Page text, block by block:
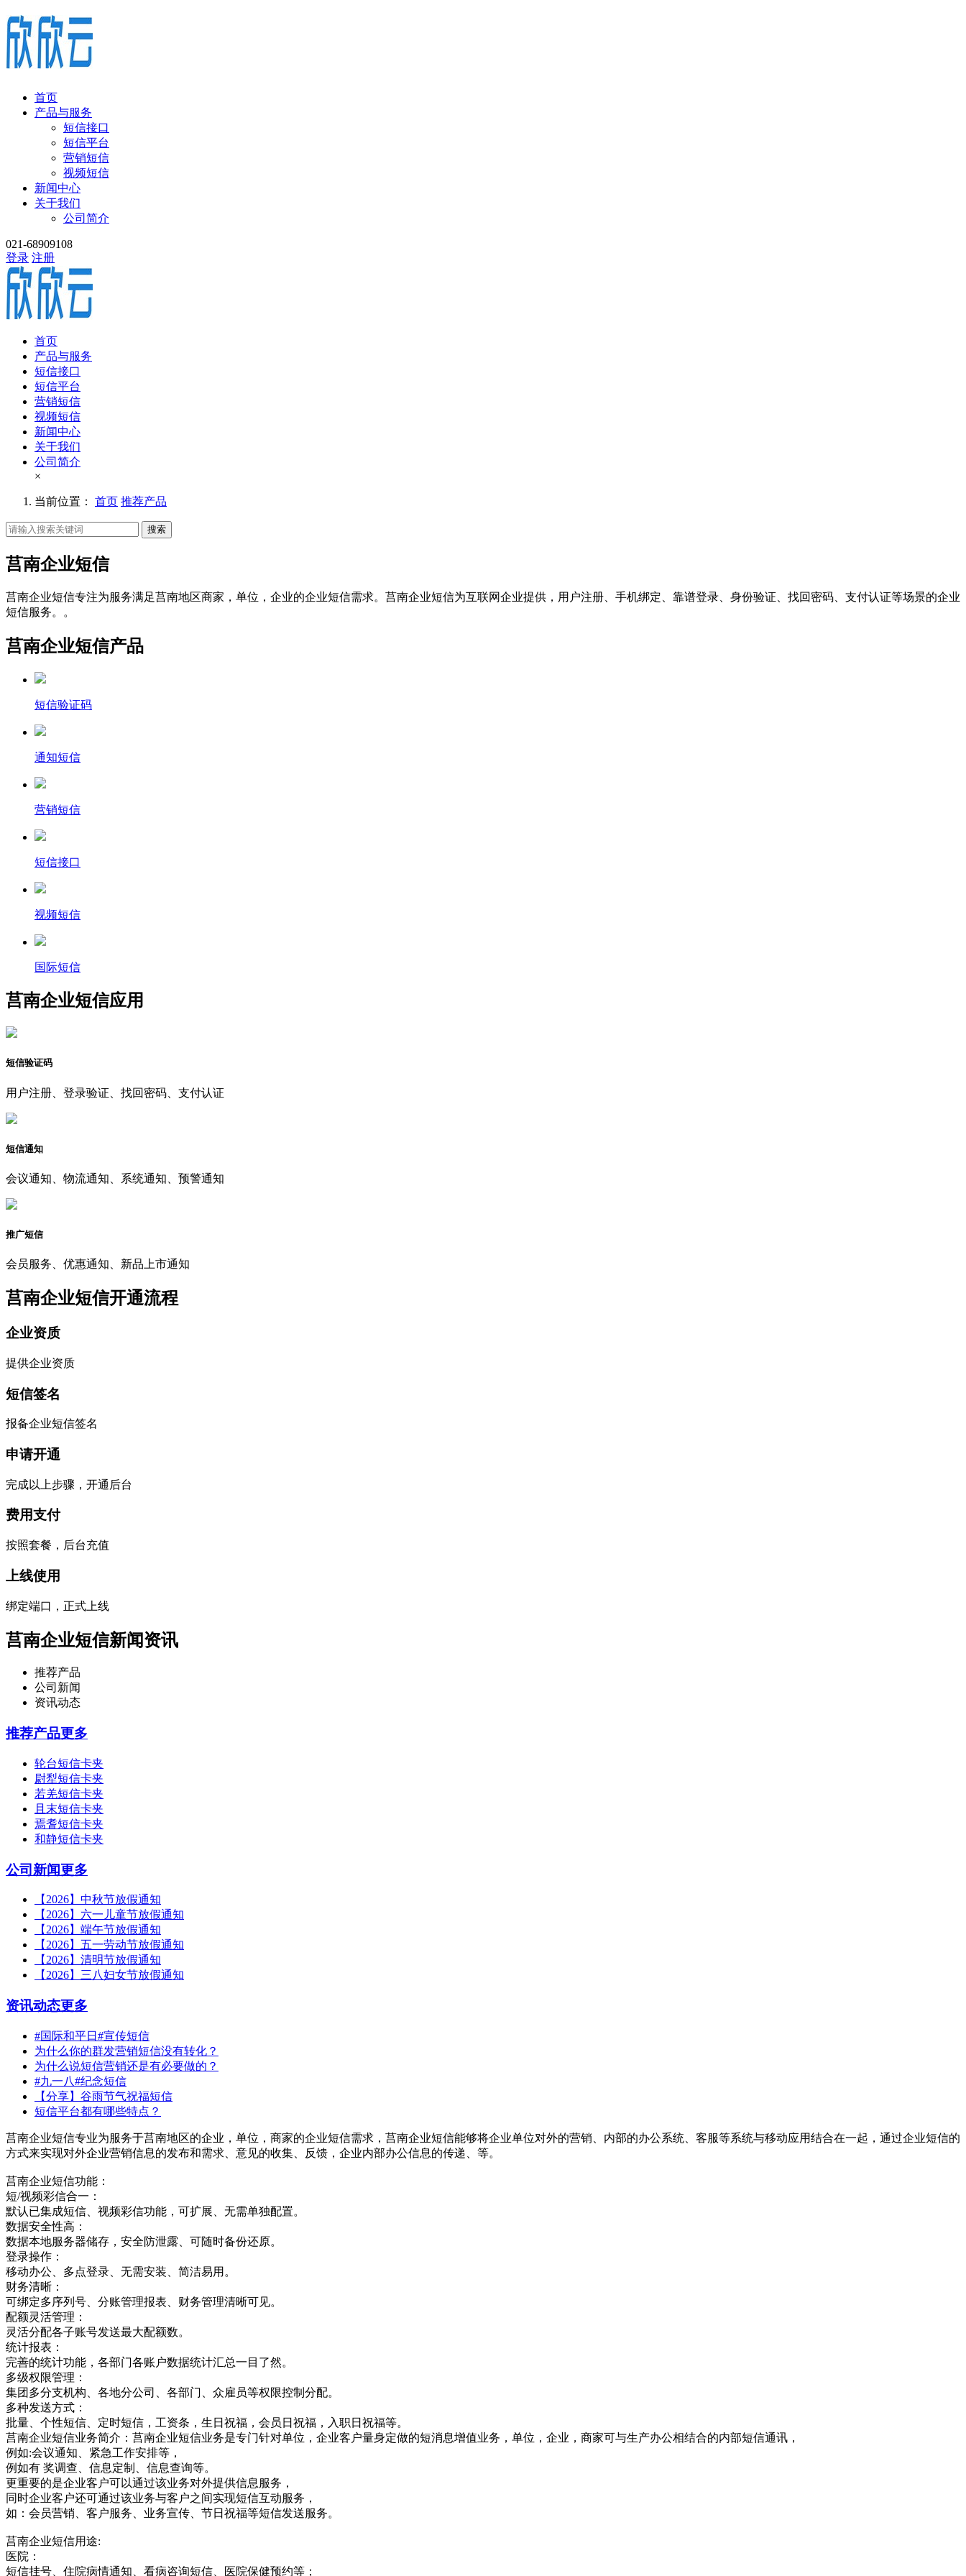
首页
产品与服务
短信接口
短信平台
营销短信
视频短信
新闻中心
关于我们
公司简介
021-68909108
登录 注册
首页
产品与服务
短信接口
短信平台
营销短信
视频短信
新闻中心
关于我们
公司简介
×
当前位置： 首页 推荐产品
搜索
莒南企业短信
莒南企业短信专注为服务满足莒南地区商家，单位，企业的企业短信需求。莒南企业短信为互联网企业提供，用户注册、手机绑定、靠谱登录、身份验证、找回密码、支付认证等场景的企业
短信服务。。
莒南企业短信产品
短信验证码
通知短信
营销短信
短信接口
视频短信
国际短信
莒南企业短信应用
短信验证码
用户注册、登录验证、找回密码、支付认证
短信通知
会议通知、物流通知、系统通知、预警通知
推广短信
会员服务、优惠通知、新品上市通知
莒南企业短信开通流程
企业资质
提供企业资质
短信签名
报备企业短信签名
申请开通
完成以上步骤，开通后台
费用支付
按照套餐，后台充值
上线使用
绑定端口，正式上线
莒南企业短信新闻资讯
推荐产品
公司新闻
资讯动态
推荐产品更多
轮台短信卡夹
尉犁短信卡夹
若羌短信卡夹
且末短信卡夹
焉耆短信卡夹
和静短信卡夹
公司新闻更多
【2026】中秋节放假通知
【2026】六一儿童节放假通知
【2026】端午节放假通知
【2026】五一劳动节放假通知
【2026】清明节放假通知
【2026】三八妇女节放假通知
资讯动态更多
#国际和平日#宣传短信
为什么你的群发营销短信没有转化？
为什么说短信营销还是有必要做的？
#九一八#纪念短信
【分享】谷雨节气祝福短信
短信平台都有哪些特点？
莒南企业短信专业为服务于莒南地区的企业，单位，商家的企业短信需求，莒南企业短信能够将企业单位对外的营销、内部的办公系统、客服等系统与移动应用结合在一起，通过企业短信的
方式来实现对外企业营销信息的发布和需求、意见的收集、反馈，企业内部办公信息的传递、等。
莒南企业短信功能：
短/视频彩信合一：
默认已集成短信、视频彩信功能，可扩展、无需单独配置。
数据安全性高：
数据本地服务器储存，安全防泄露、可随时备份还原。
登录操作：
移动办公、多点登录、无需安装、简洁易用。
财务清晰：
可绑定多序列号、分账管理报表、财务管理清晰可见。
配额灵活管理：
灵活分配各子账号发送最大配额数。
统计报表：
完善的统计功能，各部门各账户数据统计汇总一目了然。
多级权限管理：
集团多分支机构、各地分公司、各部门、众雇员等权限控制分配。
多种发送方式：
批量、个性短信、定时短信，工资条，生日祝福，会员日祝福，入职日祝福等。
莒南企业短信业务简介：莒南企业短信业务是专门针对单位，企业客户量身定做的短消息增值业务，单位，企业，商家可与生产办公相结合的内部短信通讯，
例如:会议通知、紧急工作安排等，
例如有 奖调查、信息定制、信息查询等。
更重要的是企业客户可以通过该业务对外提供信息服务，
同时企业客户还可通过该业务与客户之间实现短信互动服务，
如：会员营销、客户服务、业务宣传、节日祝福等短信发送服务。
莒南企业短信用途:
医院：
短信挂号、住院病情通知、看病咨询短信、医院保健预约等；